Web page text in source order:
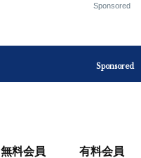
Sponsored
Sponsored
無料会員 有料会員